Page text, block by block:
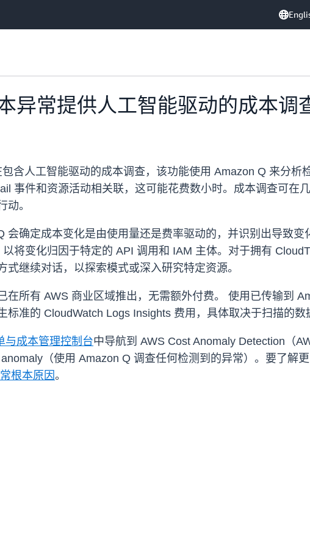
异常提供人工智能驱动的成本调
包含人工智能驱动的成本调查，该功能使用 Amazon Q 来分
事件和资源活动相关联，这可能花费数小时。成本调查可在
动。
会确定成本变化是由使用量还是费率驱动的，并识别出导致变
将变化归因于特定的 API 调用和 IAM 主体。对于拥有
式继续对话，以探索模式或深入研究特定资源。
在所有 AWS 商业区域推出，无需额外付费。 使用已传输到
标准的 CloudWatch Logs Insights 费用，具体取决于扫描的数
与成本管理控制台中导航到 AWS Cost Anomaly Detection（
（使用 Amazon Q 调查任何检测到的异常）。要了解
根本原因。